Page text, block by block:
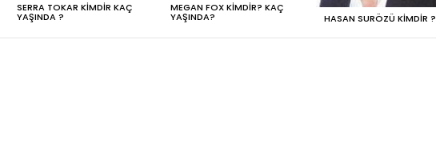
SERRA TOKAR KIMDIR KAÇ
YAŞINDA ?
MEGAN FOX KIMDIR? KAÇ
YAŞINDA? HASAN SURÖZÜ KIMDIR ?